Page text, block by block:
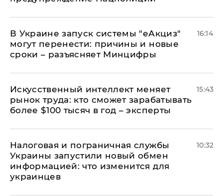
В Украине запуск системы "еАкциз"
могут перенести: причины и новые
сроки – разъясняет Минцифры
16:14
Искусственный интеллект меняет
рынок труда: кто сможет зарабатывать
более $100 тысяч в год – эксперты
15:43
Налоговая и пограничная службы
Украины запустили новый обмен
информацией: что изменится для
украинцев
10:32